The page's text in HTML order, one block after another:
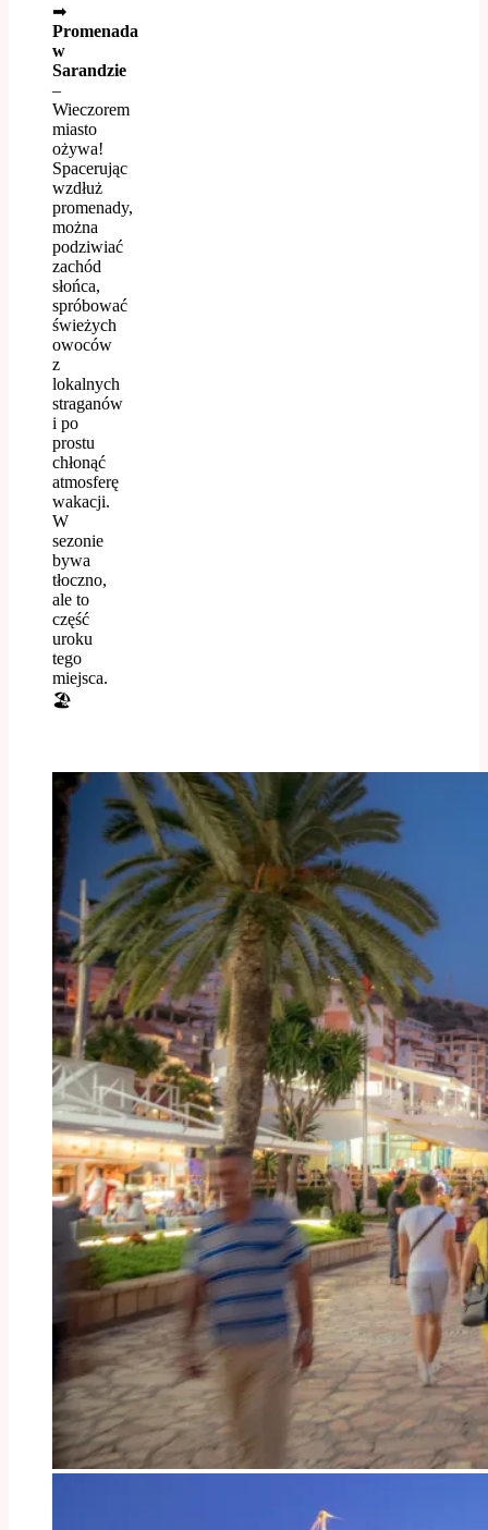
➡
Promenada
w
Sarandzie
–
Wieczorem
miasto
ożywa!
Spacerując
wzdłuż
promenady,
można
podziwiać
zachód
słońca,
spróbować
świeżych
owoców
z
lokalnych
straganów
i po
prostu
chłonąć
atmosferę
wakacji.
W
sezonie
bywa
tłoczno,
ale to
część
uroku
tego
miejsca.
🏖️